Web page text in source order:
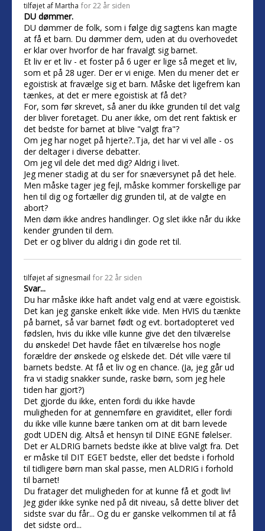
tilføjet af Martha for 22 år siden
DU dømmer.
DU dømmer de folk, som i følge dig sagtens kan magte
at få et barn. Du dømmer dem, uden at du overhovedet
er klar over hvorfor de har fravalgt sig barnet.
Et liv er et liv - et foster på 6 uger er lige så meget et liv,
som et på 28 uger. Der er vi enige. Men du mener det er
egoistisk at fravælge sig et barn. Måske det ligefrem kan
tænkes, at det er mere egoistisk at få det?
For, som før skrevet, så aner du ikke grunden til det valg
der bliver foretaget. Du aner ikke, om det rent faktisk er
det bedste for barnet at blive "valgt fra"?
Om jeg har noget på hjerte?..Tja, det har vi vel alle - os
der deltager i diverse debatter.
Om jeg vil dele det med dig? Aldrig i livet.
Jeg mener stadig at du ser for snæversynet på det hele.
Men måske tager jeg fejl, måske kommer forskellige par
hen til dig og fortæller dig grunden til, at de valgte en
abort?
Men døm ikke andres handlinger. Og slet ikke når du ikke
kender grunden til dem.
Det er og bliver du aldrig i din gode ret til.
tilføjet af signesmail for 22 år siden
Svar...
Du har måske ikke haft andet valg end at være egoistisk.
Det kan jeg ganske enkelt ikke vide. Men HVIS du tænkte
på barnet, så var barnet født og evt. bortadopteret ved
fødslen, hvis du ikke ville kunne give det den tilværelse
du ønskede! Det havde fået en tilværelse hos nogle
forældre der ønskede og elskede det. Dét ville være til
barnets bedste. At få et liv og en chance. (Ja, jeg går ud
fra vi stadig snakker sunde, raske børn, som jeg hele
tiden har gjort?)
Det gjorde du ikke, enten fordi du ikke havde
muligheden for at gennemføre en graviditet, eller fordi
du ikke ville kunne bære tanken om at dit barn levede
godt UDEN dig. Altså et hensyn til DINE EGNE følelser.
Det er ALDRIG barnets bedste ikke at blive valgt fra. Det
er måske til DIT EGET bedste, eller det bedste i forhold
til tidligere børn man skal passe, men ALDRIG i forhold
til barnet!
Du fratager det muligheden for at kunne få et godt liv!
Jeg gider ikke synke ned på dit niveau, så dette bliver det
sidste svar du får... Og du er ganske velkommen til at få
det sidste ord...